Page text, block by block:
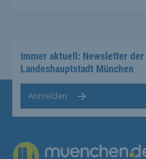
Immer aktuell: Newsletter der
Landeshauptstadt München
Anmelden
Übergreifende Links